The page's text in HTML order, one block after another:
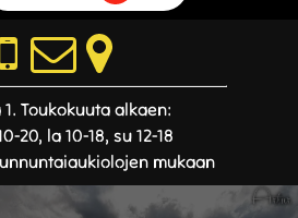
Toukokuuta alkaen:
20, la 10-18, su 12-18
mukaan